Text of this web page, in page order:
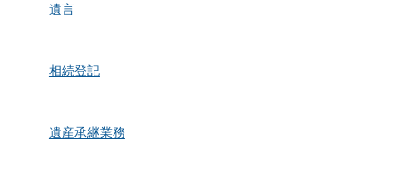
遺言
相続登記
遺産承継業務